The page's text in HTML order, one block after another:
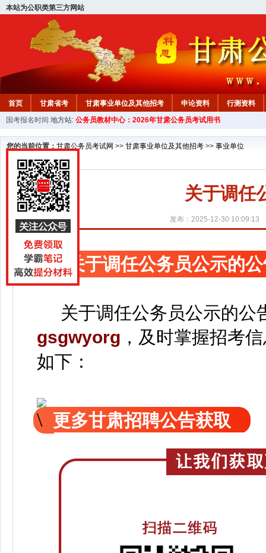
本站为公职类第三方网站
首页 甘肃省考 甘肃事业单位及其他招考 申论资料
行测资料
国考报名时间 地方站: 公务员教材中心：2026年甘肃公务员考试用书
您的当前位置： 甘肃公务员考试网 >> 甘肃事业单位及其他招考 >> 事业单位
关于调任
发布：2025-12-30 10:09:13
关于调任公务员公示的
关于调任公务员公示的公
gsgwyorg ， 及时掌握招考
如下：
更多甘肃招聘公告获取